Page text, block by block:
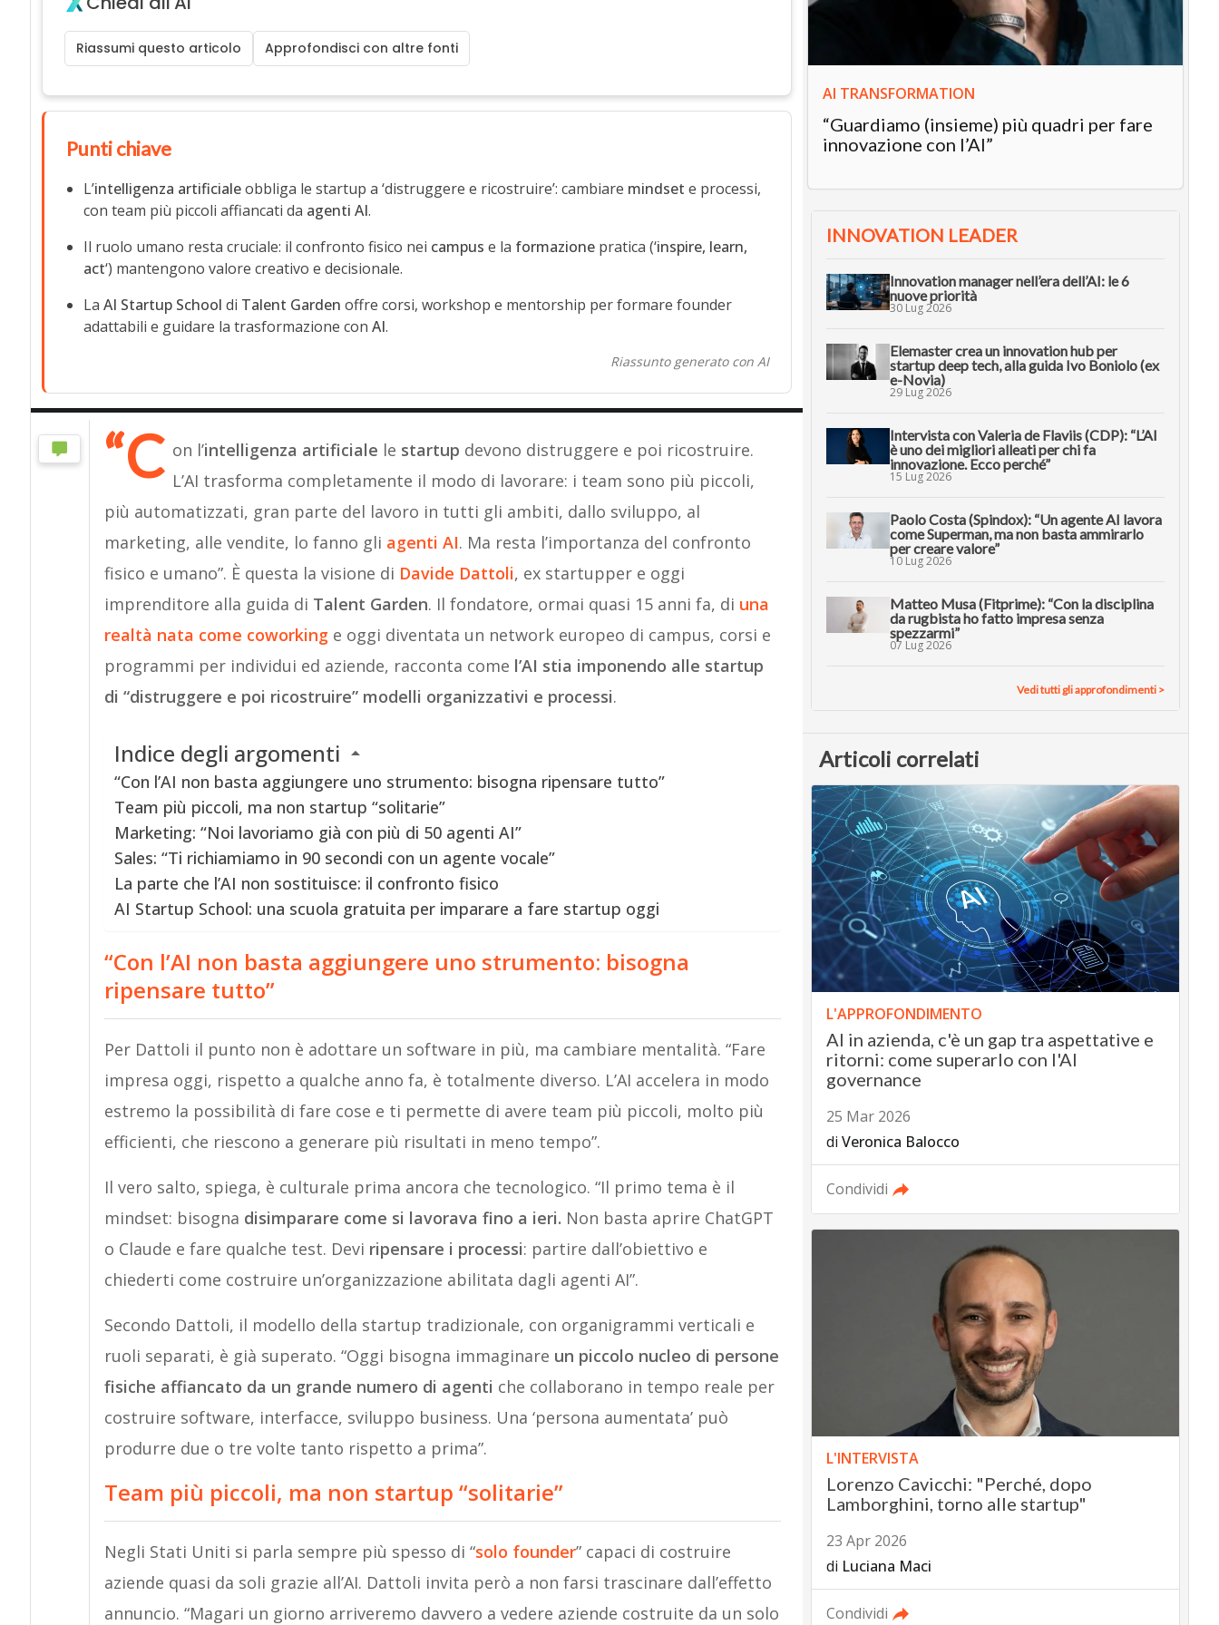
Riassumi questo articolo Approfondisci con altre fonti
Punti chiave
L’intelligenza artificialeobbliga le startup a ‘distruggere e ricostruire’: cambiare mindset e processi,
con team più piccoli affiancati da agenti AI.
Il ruolo umano resta cruciale: il confronto fisico nei campus e la formazionepratica (‘inspire, learn,
act‘) mantengono valore creativo e decisionale.
La AI Startup School di Talent Garden offre corsi, workshop e mentorship per formare founder
adattabili e guidare la trasformazione con AI.
Riassunto generato con AI
“C on l’intelligenza artificiale le startup devono distruggere e poi ricostruire.
L’AI trasforma completamente il modo di lavorare: i team sono più piccoli,
più automatizzati, gran parte del lavoro in tutti gli ambiti, dallo sviluppo, al
marketing, alle vendite, lo fanno gli agenti AI. Ma resta l’importanza del confronto
fisico e umano”. È questa la visione di Davide Dattoli, ex startupper e oggi
imprenditore alla guida di Talent Garden. Il fondatore, ormai quasi 15 anni fa, di una
realtà nata come coworking e oggi diventata un network europeo di campus, corsi e
programmi per individui ed aziende, racconta come l’AI stia imponendo alle startup
di “distruggere e poi ricostruire” modelli organizzativi e processi.
Indice degli argomenti
“Con l’AI non basta aggiungere uno strumento: bisogna ripensare tutto”
Team più piccoli, ma non startup “solitarie”
Marketing: “Noi lavoriamo già con più di 50 agenti AI”
Sales: “Ti richiamiamo in 90 secondi con un agente vocale”
La parte che l’AI non sostituisce: il confronto fisico
AI Startup School: una scuola gratuita per imparare a fare startup oggi
“Con l’AI non basta aggiungere uno strumento: bisogna
ripensare tutto”
Per Dattoli il punto non è adottare un software in più, ma cambiare mentalità. “Fare
impresa oggi, rispetto a qualche anno fa, è totalmente diverso. L’AI accelera in modo
estremo la possibilità di fare cose e ti permette di avere team più piccoli, molto più
efficienti, che riescono a generare più risultati in meno tempo”.
Il vero salto, spiega, è culturale prima ancora che tecnologico. “Il primo tema è il
mindset: bisogna disimparare come si lavorava fino a ieri. Non basta aprire ChatGPT
o Claude e fare qualche test. Devi ripensare i processi: partire dall’obiettivo e
chiederti come costruire un’organizzazione abilitata dagli agenti AI”.
Secondo Dattoli, il modello della startup tradizionale, con organigrammi verticali e
ruoli separati, è già superato. “Oggi bisogna immaginare un piccolo nucleo di persone
fisiche affiancato da un grande numero di agenti che collaborano in tempo reale per
costruire software, interfacce, sviluppo business. Una ‘persona aumentata’ può
produrre due o tre volte tanto rispetto a prima”.
Team più piccoli, ma non startup “solitarie”
Negli Stati Uniti si parla sempre più spesso di “solo founder” capaci di costruire
aziende quasi da soli grazie all’AI. Dattoli invita però a non farsi trascinare dall’effetto
annuncio. “Magari un giorno arriveremo davvero a vedere aziende costruite da un solo
AI TRANSFORMATION
“Guardiamo (insieme) più quadri per fare
innovazione con l’AI”
INNOVATION LEADER
Innovation manager nell’era dell’AI: le 6
nuove priorità
30 Lug 2026
Elemaster crea un innovation hub per
startup deep tech, alla guida Ivo Boniolo (ex
e-Novia)
29 Lug 2026
Intervista con Valeria de Flaviis (CDP): “L’AI
è uno dei migliori alleati per chi fa
innovazione. Ecco perché”
15 Lug 2026
Paolo Costa (Spindox): “Un agente AI lavora
come Superman, ma non basta ammirarlo
per creare valore”
10 Lug 2026
Matteo Musa (Fitprime): “Con la disciplina
da rugbista ho fatto impresa senza
spezzarmi”
07 Lug 2026
Vedi tutti gli approfondimenti >
Articoli correlati
L'APPROFONDIMENTO
AI in azienda, c'è un gap tra aspettative e
ritorni: come superarlo con l'AI
governance
25 Mar 2026
di Veronica Balocco
Condividi
L'INTERVISTA
Lorenzo Cavicchi: "Perché, dopo
Lamborghini, torno alle startup"
23 Apr 2026
di Luciana Maci
Condividi